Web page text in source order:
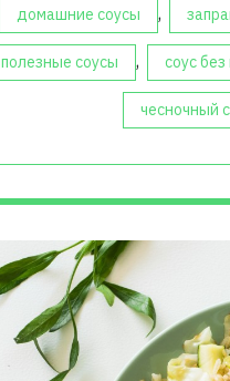
домашние соусы ,
полезные соусы , соус
чесночный